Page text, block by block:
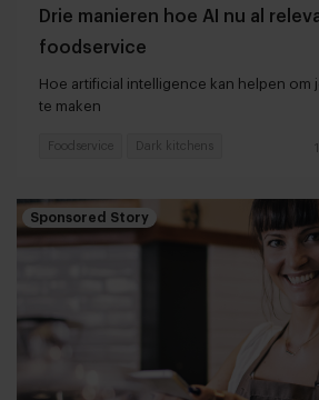
Drie manieren hoe AI nu al
foodservice
Hoe artificial intelligence kan helpen om
te maken
Foodservice Dark kitchens
Sponsored Story